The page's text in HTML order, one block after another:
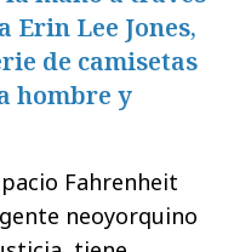
Erin Lee Jones,
de camisetas
hombre y
Fahrenheit
neoyorquino